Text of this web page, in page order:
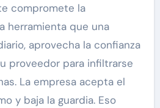
compromete la
herramienta que una
aprovecha la confianza
proveedor para infiltrarse
La empresa acepta el
y baja la guardia. Eso